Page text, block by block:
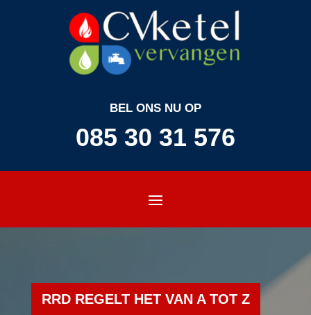
BEL ONS NU OP
085 30 31 576
RRD REGELT HET VAN A TOT Z